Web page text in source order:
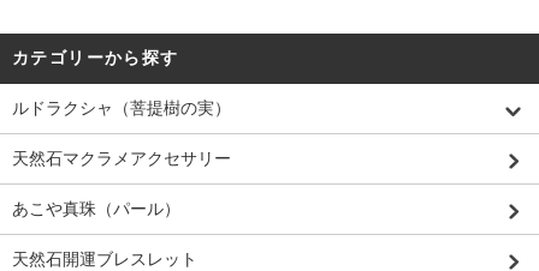
カテゴリーから探す
ルドラクシャ（菩提樹の実）
天然石マクラメアクセサリー
あこや真珠（パール）
天然石開運ブレスレット